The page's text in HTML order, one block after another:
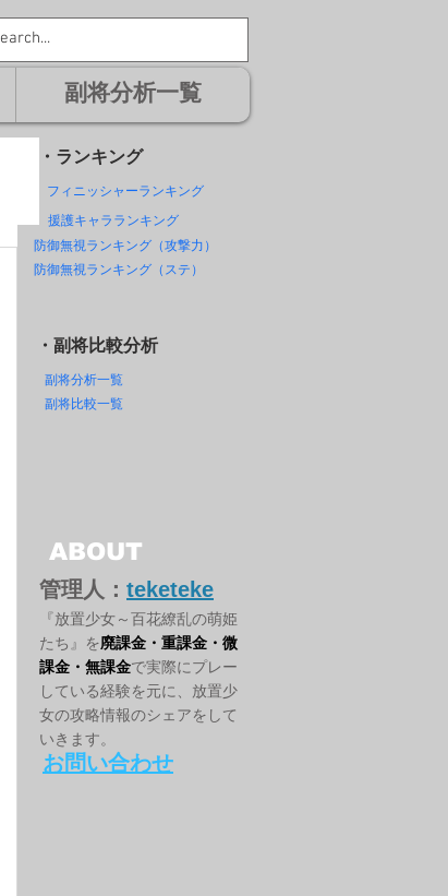
副将分析一覧
フィニッシャーランキング
援護キャラランキング
防御無視ランキング（攻撃力）
防御無視ランキング（ステ）
・ランキング
副将分析一覧
副将比較一覧
・副将比較分析
お問い合わせ
ABOUT
管理人： teketeke
『放置少女～百花繚乱の萌姫
たち』を廃課金・重課金・微
課金・無課金で実際にプレー
している経験を元に、放置少
女の攻略情報のシェアをして
いきます。